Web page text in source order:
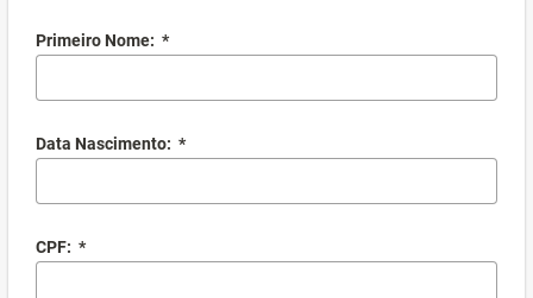
Primeiro Nome: *
Data Nascimento: *
CPF: *